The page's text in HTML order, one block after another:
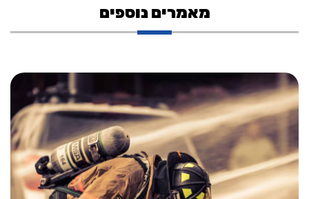
מאמרים נוספים